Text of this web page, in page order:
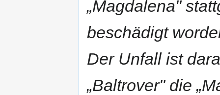
„Magdalena"
beschädigt
Der Unfall ist
„Baltrover" die